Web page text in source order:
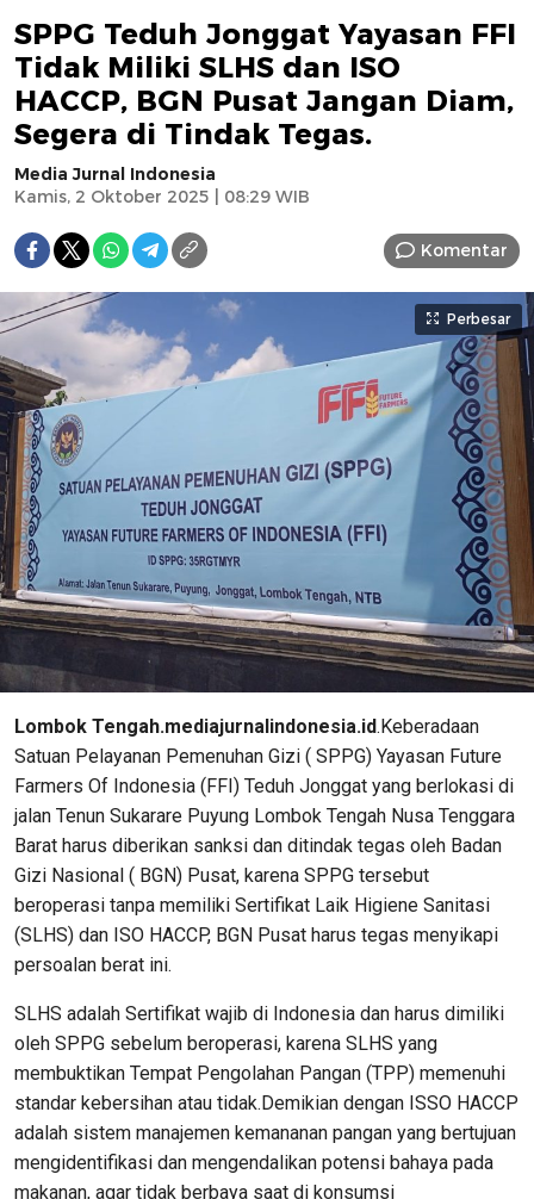
SPPG Teduh Jonggat Yayasan FFI
Tidak Miliki SLHS dan ISO
HACCP, BGN Pusat Jangan Diam,
Segera di Tindak Tegas.
Media Jurnal Indonesia
Kamis, 2 Oktober 2025 | 08:29 WIB
Komentar
Perbesar
Lombok Tengah.mediajurnalindonesia.id.Keberadaan
Satuan Pelayanan Pemenuhan Gizi ( SPPG) Yayasan Future
Farmers Of Indonesia (FFI) Teduh Jonggat yang berlokasi di
jalan Tenun Sukarare Puyung Lombok Tengah Nusa Tenggara
Barat harus diberikan sanksi dan ditindak tegas oleh Badan
Gizi Nasional ( BGN) Pusat, karena SPPG tersebut
beroperasi tanpa memiliki Sertifikat Laik Higiene Sanitasi
(SLHS) dan ISO HACCP, BGN Pusat harus tegas menyikapi
persoalan berat ini.
SLHS adalah Sertifikat wajib di Indonesia dan harus dimiliki
oleh SPPG sebelum beroperasi, karena SLHS yang
membuktikan Tempat Pengolahan Pangan (TPP) memenuhi
standar kebersihan atau tidak.Demikian dengan ISSO HACCP
adalah sistem manajemen kemananan pangan yang bertujuan
mengidentifikasi dan mengendalikan potensi bahaya pada
makanan, agar tidak berbaya saat di konsumsi